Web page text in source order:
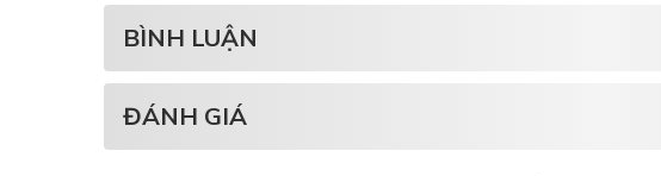
BÌNH LUẬN
ĐÁNH GIÁ